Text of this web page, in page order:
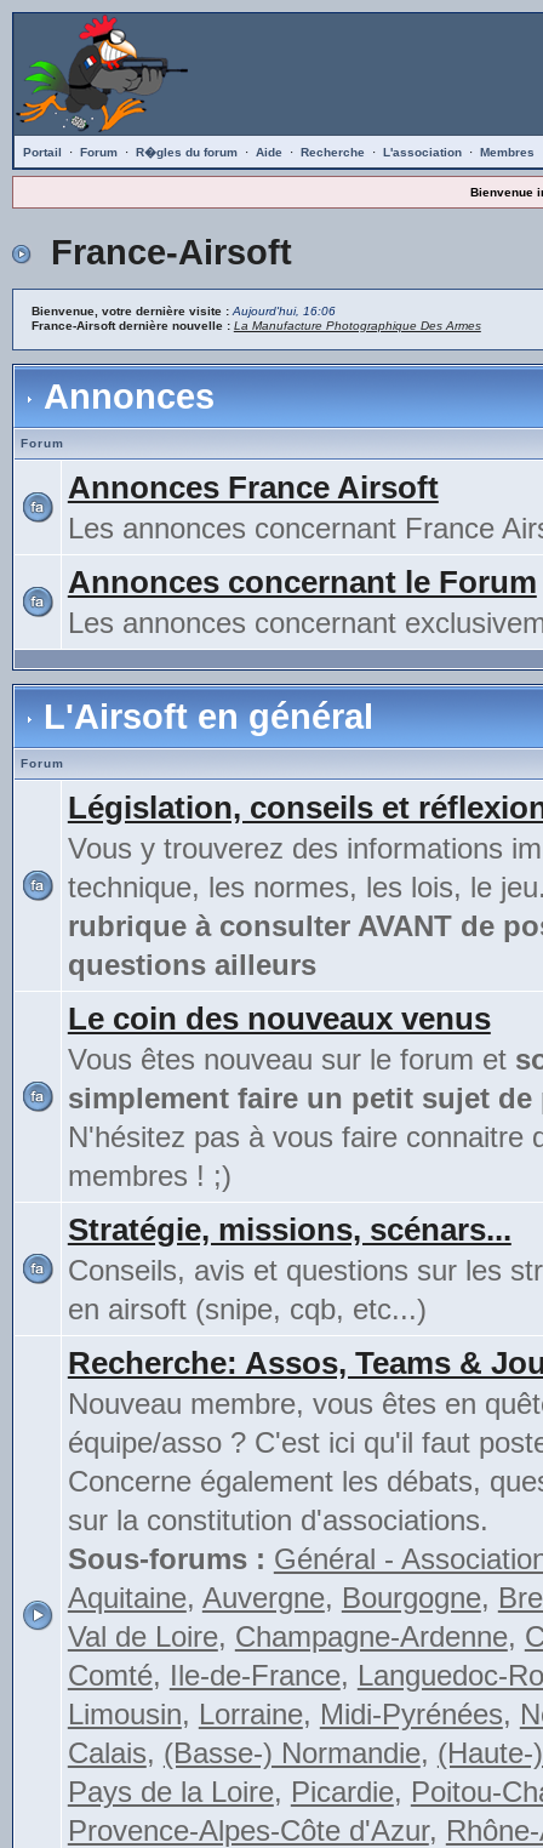
Portail · Forum · R�gles du forum · Aide · Recherche · L'association · Membres
Bienvenue
France-Airsoft
Bienvenue, votre dernière visite : Aujourd'hui, 16:06
France-Airsoft dernière nouvelle : La Manufacture Photographique Des Armes
Annonces
Forum
Annonces France Airsoft
Les annonces concernant France
Annonces concernant le Forum
Les annonces concernant
L'Airsoft en général
Forum
Législation, conseils et
Vous y trouverez des informations
technique, les normes, les lois, le
rubrique à consulter AVANT de
questions ailleurs
Le coin des nouveaux venus
Vous êtes nouveau sur le forum et
simplement faire un petit sujet
N'hésitez pas à vous faire connaitre
membres ! ;)
Stratégie, missions, scénars...
Conseils, avis et questions sur les
en airsoft (snipe, cqb, etc...)
Recherche: Assos, Teams &
Nouveau membre, vous êtes en
équipe/asso ? C'est ici qu'il faut
Concerne également les débats,
sur la constitution d'associations.
Sous-forums : Général -
Aquitaine, Auvergne, Bourgogne,
Val de Loire, Champagne-Ardenne,
Comté, Ile-de-France, Languedoc-
Limousin, Lorraine, Midi-Pyrénées,
Calais, (Basse-) Normandie, (Haute-
Pays de la Loire, Picardie, Poitou-
Provence-Alpes-Côte d'Azur,